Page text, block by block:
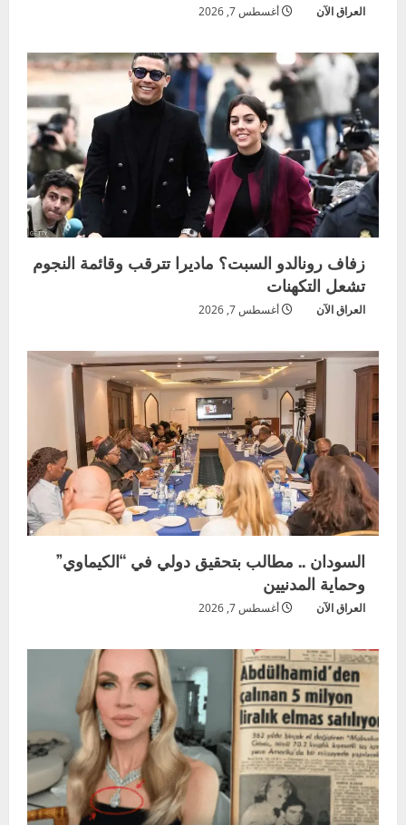
العراق الآن أغسطس 7, 2026
زفاف رونالدو السبت؟ ماديرا تترقب وقائمة النجوم
تشعل التكهنات
العراق الآن أغسطس 7, 2026
السودان .. مطالب بتحقيق دولي في “الكيماوي”
وحماية المدنيين
العراق الآن أغسطس 7, 2026